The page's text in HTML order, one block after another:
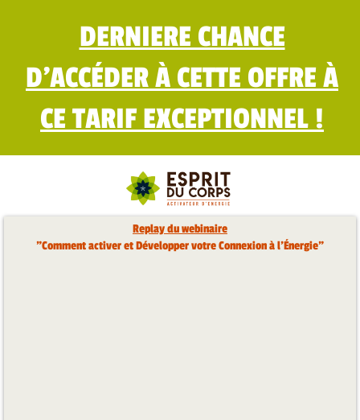
DERNIERE CHANCE
D'ACCÉDER À CETTE OFFRE À
CE TARIF EXCEPTIONNEL !
Replay du webinaire
"Comment activer et Développer votre Connexion à l'Énergie"